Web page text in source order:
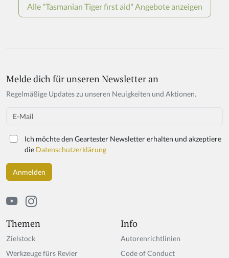
Themen
Zielstock
Werkzeuge fürs Revier
Info
Autorenrichtlinien
Code of Conduct
If
y
h
a
n,
ig
n
o
r
Melde dich für unseren Newsletter an
Regelmäßige Updates zu unseren Neuigkeiten und Aktionen.
Email
Ich möchte den Geartester Newsletter erhalten und akzeptiere
die Datenschutzerklärung